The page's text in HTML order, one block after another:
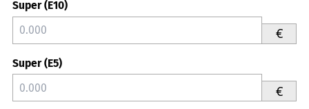
Super (E10)
€
Super (E5)
€